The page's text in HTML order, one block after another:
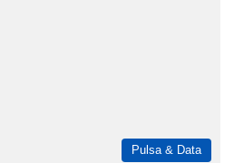
Pulsa & Data